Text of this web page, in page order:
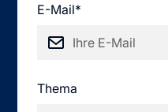
E-Mail*
Thema